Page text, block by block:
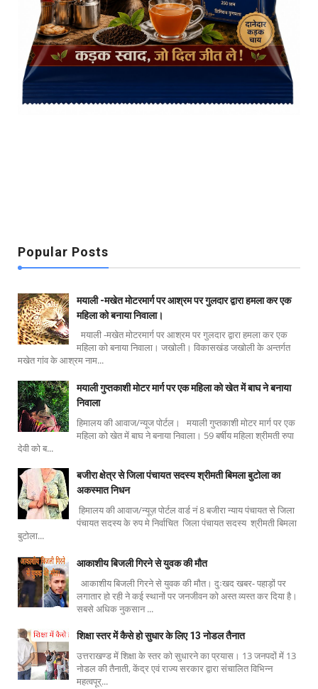
Popular Posts
मयाली -मखेत मोटरमार्ग पर आश्रम पर गुलदार द्वारा हमला कर एक
महिला को बनाया निवाला।
मयाली -मखेत मोटरमार्ग पर आश्रम पर गुलदार द्वारा हमला कर एक
महिला को बनाया निवाला। जखोली। विकासखंड जखोली के अन्तर्गत
मखेत गांव के आश्रम नाम...
मयाली गुप्तकाशी मोटर मार्ग पर एक महिला को खेत में बाघ ने बनाया
निवाला
हिमालय की आवाज/न्यूज पोर्टल। मयाली गुप्तकाशी मोटर मार्ग पर एक
महिला को खेत में बाघ ने बनाया निवाला। 59 बर्षीय महिला श्रीमती रुपा
देवी को ब...
बजीरा क्षेत्र से जिला पंचायत सदस्य श्रीमती बिमला बुटोला का
अकस्मात निधन
हिमालय की आवाज/न्यूज़ पोर्टल वार्ड नं 8 बजीरा न्याय पंचायत से जिला
पंचायत सदस्य के रुप मे निर्वाचित जिला पंचायत सदस्य श्रीमती बिमला
बुटोला...
आकाशीय बिजली गिरने से युवक की मौत
आकाशीय बिजली गिरने से युवक की मौत। दुःखद खबर- पहाड़ों पर
लगातार हो रही ने कई स्थानों पर जनजीवन को अस्त व्यस्त कर दिया है।
सबसे अधिक नुकसान ...
शिक्षा स्तर में कैसे हो सुधार के लिए 13 नोडल तैनात
उत्तराखण्ड में शिक्षा के स्तर को सुधारने का प्रयास। 13 जनपदों में 13
नोडल की तैनाती, केंद्र एवं राज्य सरकार द्वारा संचालित विभिन्न
महत्वपूर्...